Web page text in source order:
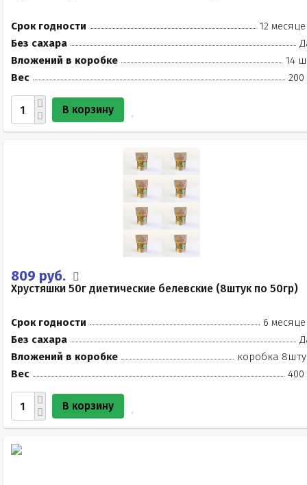
Срок годности
12
Без сахара
Вложений в коробке
14
Вес
200
В корзину
809 руб.
Хрустяшки 50г диетические белевские (8штук по 50гр)
Срок годности
6
Без сахара
Вложений в коробке
коробка
Вес
400
В корзину